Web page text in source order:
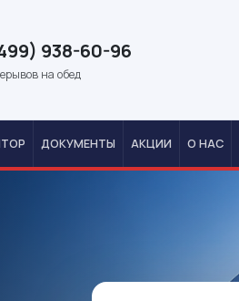
938-60-96
на обед
ДОКУМЕНТЫ АКЦИИ О НАС